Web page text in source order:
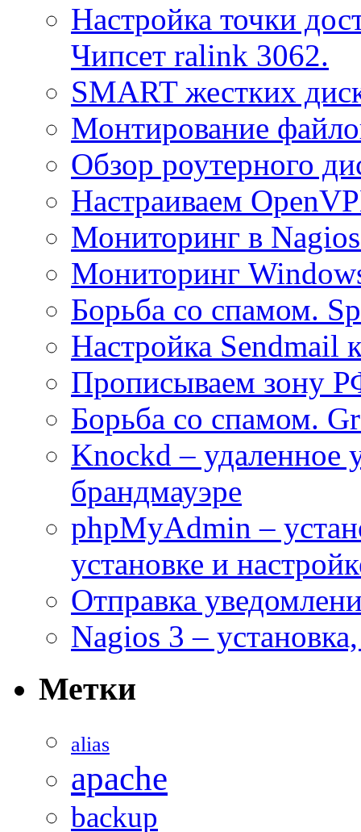
Настройка точки
Чипсет ralink 3062.
SMART жестких
Монтирование
Обзор роутерного
Настраиваем
Мониторинг в
Мониторинг
Борьба со спамом.
Настройка Sendmail
Прописываем зону
Борьба со спамом.
Knockd – удаленное
брандмауэре
phpMyAdmin –
установке и
Отправка
Nagios 3 –
Метки
alias
apache
backup